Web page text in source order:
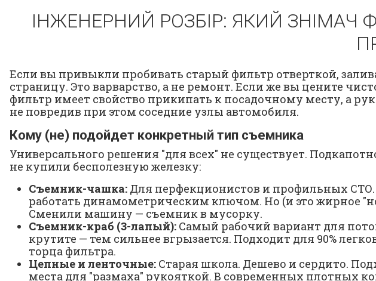
ІНЖЕНЕРНИЙ РОЗБІР: ЯКИЙ
Если вы привыкли пробивать старый фильтр отверткой,
страницу. Это варварство, а не ремонт. Если же вы цените
фильтр имеет свойство прикипать к посадочному месту, а
не повредив при этом соседние узлы автомобиля.
Кому (не) подойдет конкретный тип съемника
Универсального решения "для всех" не существует.
не купили бесполезную железку:
Съемник-чашка: Для перфекционистов и профильных СТО.
работать динамометрическим ключом. Но (и это жирное
Сменили машину — съемник в мусорку.
Съемник-краб (3-лапый): Самый рабочий вариант для
крутите — тем сильнее вгрызается. Подходит для 90%
торца фильтра.
Цепные и ленточные: Старая школа. Дешево и сердито.
места для "размаха" рукояткой. В современных плотных